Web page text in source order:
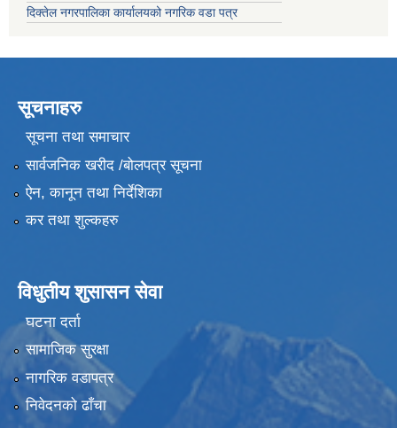
दिक्तेल नगरपालिका कार्यालयको नगरिक वडा पत्र
सूचनाहरु
सूचना तथा समाचार
सार्वजनिक खरीद /बोलपत्र सूचना
ऐन, कानून तथा निर्देशिका
कर तथा शुल्कहरु
विधुतीय शुसासन सेवा
घटना दर्ता
सामाजिक सुरक्षा
नागरिक वडापत्र
निवेदनको ढाँचा